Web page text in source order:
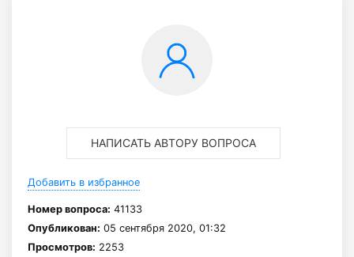
НАПИСАТЬ АВТОРУ ВОПРОСА
Добавить в избранное
Номер вопроса: 41133
Опубликован: 05 сентября 2020, 01:32
Просмотров: 2253